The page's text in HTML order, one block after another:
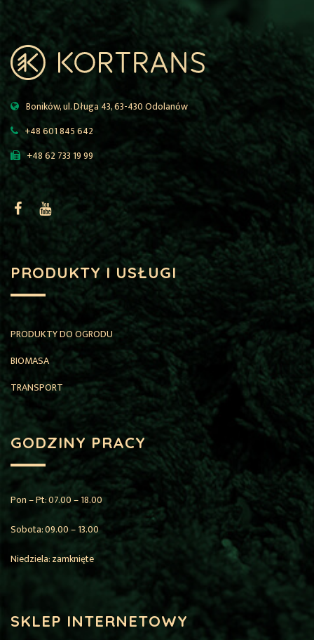
Boników, ul. Długa 43, 63-430 Odolanów
+48 601 845 642
+48 62 733 19 99
PRODUKTY I USŁUGI
PRODUKTY DO OGRODU
BIOMASA
TRANSPORT
GODZINY PRACY
Pon – Pt: 07.00 – 18.00
Sobota: 09.00 – 13.00
Niedziela: zamknięte
SKLEP INTERNETOWY